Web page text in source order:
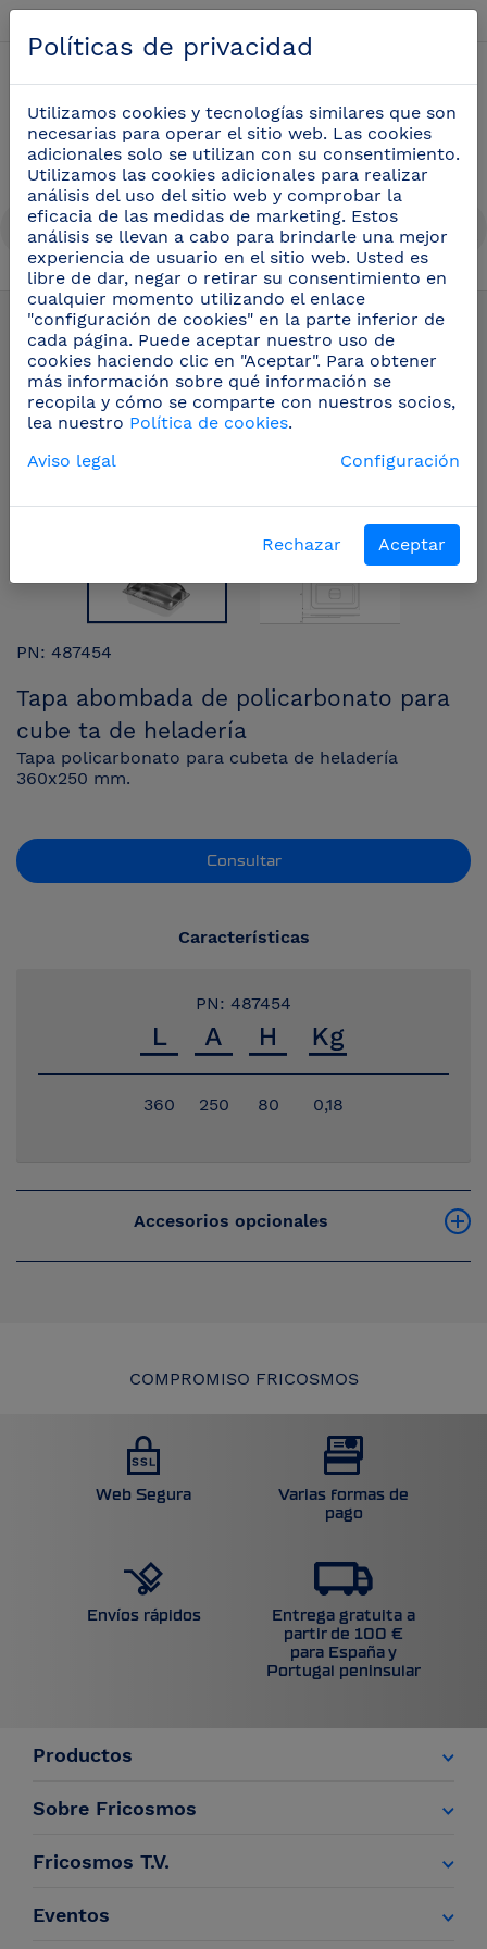
Productos para la heladería (18)
PN: 487454
Tapa abombada de policarbonato para
cube ta de heladería
Tapa policarbonato para cubeta de heladería
360x250 mm.
Consultar
Características
PN: 487454
360 250 80 0,18
Accesorios opcionales
COMPROMISO FRICOSMOS
Web Segura
Varias formas de
pago
Envíos rápidos
Entrega gratuita a
partir de 100 €
para España y
Portugal peninsular
Productos
Sobre Fricosmos
Fricosmos T.V.
Eventos
Políticas de privacidad
Utilizamos cookies y tecnologías similares que son
necesarias para operar el sitio web. Las cookies
adicionales solo se utilizan con su consentimiento.
Utilizamos las cookies adicionales para realizar
análisis del uso del sitio web y comprobar la
eficacia de las medidas de marketing. Estos
análisis se llevan a cabo para brindarle una mejor
experiencia de usuario en el sitio web. Usted es
libre de dar, negar o retirar su consentimiento en
cualquier momento utilizando el enlace
"configuración de cookies" en la parte inferior de
cada página. Puede aceptar nuestro uso de
cookies haciendo clic en "Aceptar". Para obtener
más información sobre qué información se
recopila y cómo se comparte con nuestros socios,
lea nuestro Política de cookies.
Aviso legal
Configuración
Rechazar Aceptar